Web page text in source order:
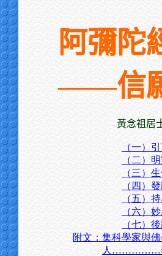
阿彌陀
——信
黃念祖居
（一）
（二）
（三）
（四）
（五）
（六）
（七）
附文：集科學家與
人……………